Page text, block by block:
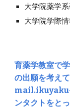
大学院薬学
大学院学際
育薬学教室で
の出願を考え
ンタクトをと